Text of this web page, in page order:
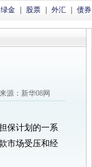
绿金 股票 外汇 债券
来源：新华08网
保计划的一系
市场受压和经